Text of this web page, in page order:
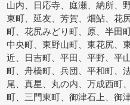
山内、日応寺、庭瀬、納所、
東町、延友、芳賀、畑鮎、花
町、花尻みどり町、原、半田
中央町、東野山町、東花尻、
近、日吉町、平田、平野、平
町、舟橋町、兵団、平和町、
尾、真星、丸の内、万成西町
町、三門東町、御津石上、御